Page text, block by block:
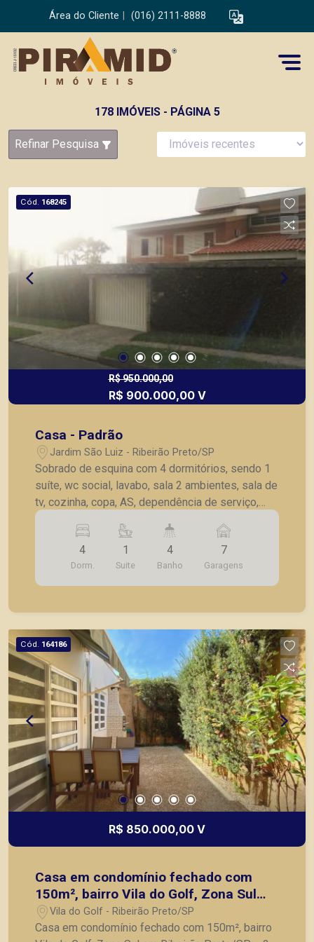
Área do Cliente (016) 2111-8888
178 IMÓVEIS - PÁGINA 5
Refinar Pesquisa
Cód. 168245
R$ 950.000,00
R$ 900.000,00 V
Casa - Padrão
Jardim São Luiz - Ribeirão Preto/SP
Sobrado de esquina com 4 dormitórios, sendo 1
suíte, wc social, lavabo, sala 2 ambientes, sala de
tv, cozinha, copa, AS, dependência de serviço,
churrasqueira, piscina, canil, jardim, quintal, 7
vagas de garagem.
4
Dorm.
1
Suite
4
Banho
7
Garagens
Cód. 164186
R$ 850.000,00 V
Casa em condomínio fechado com
150m², bairro Vila do Golf, Zona Sul
em Ribeirão Preto/SP;
Vila do Golf - Ribeirão Preto/SP
Casa em condomínio fechado com 150m², bairro